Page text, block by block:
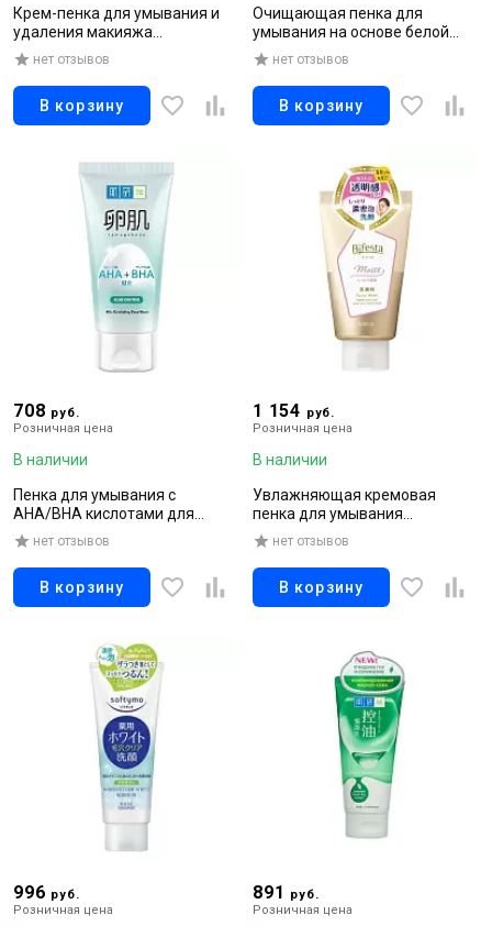
Крем-пенка для умывания и
удаления макияжа
выравнивающая тон кожи с
витамином С,190 г
нет отзывов
В корзину
Очищающая пенка для
умывания на основе белой
глины, глубоко очищает от
загрязнений и кожного сала,
уменьшает воспаления, 120 гр
нет отзывов
В корзину
708 руб.
Розничная цена
В наличии
Пенка для умывания с
AHA/BHA кислотами для
проблемной кожи, 130 г
нет отзывов
В корзину
1 154 руб.
Розничная цена
В наличии
Увлажняющая кремовая
пенка для умывания
устраняет тусклый цвет лица
и улучшает текстуру кожи, 120
гр
нет отзывов
В корзину
996 руб.
Розничная цена
891
руб.
Розничная цена